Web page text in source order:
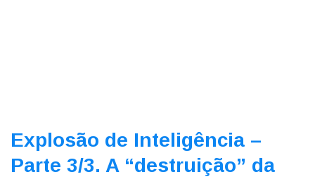
Explosão de Inteligência –
Parte 3/3. A “destruição” da